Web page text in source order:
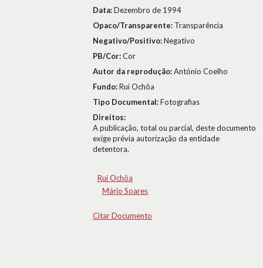
Data:Dezembro de 1994
Opaco/Transparente: Transparência
Negativo/Positivo:Negativo
PB/Cor:Cor
Autor da reprodução:António Coelho
Fundo:Rui Ochôa
Tipo Documental:Fotografias
Direitos:
A publicação, total ou parcial, deste documento
exige prévia autorização da entidade
detentora.
Rui Ochôa
Mário Soares
Citar Documento